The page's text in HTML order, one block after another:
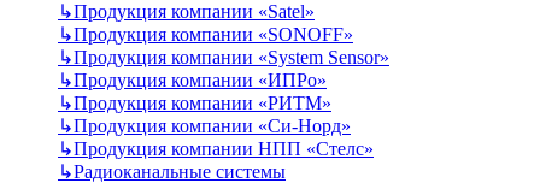
↳Продукция компании «Satel»
↳Продукция компании «SONOFF»
↳Продукция компании «System Sensor»
↳Продукция компании «ИПРо»
↳Продукция компании «РИТМ»
↳Продукция компании «Си-Норд»
↳Продукция компании НПП «Стелс»
↳Радиоканальные системы